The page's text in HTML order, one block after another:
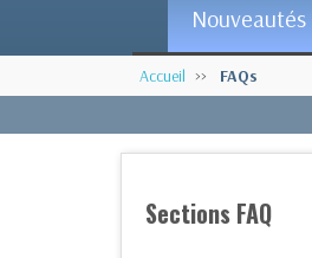
Nouveautés
Accueil FAQs
Sections FAQ